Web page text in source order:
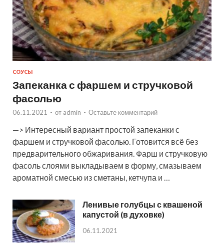
СОУСЫ
Запеканка с фаршем и стручковой
фасолью
06.11.2021 - от admin - Оставьте комментарий
—> Интересный вариант простой запеканки с
фаршем и стручковой фасолью. Готовится всё без
предварительного обжаривания. Фарш и стручковую
фасоль слоями выкладываем в форму, смазываем
ароматной смесью из сметаны, кетчупа и …
Ленивые голубцы с квашеной
капустой (в духовке)
06.11.2021